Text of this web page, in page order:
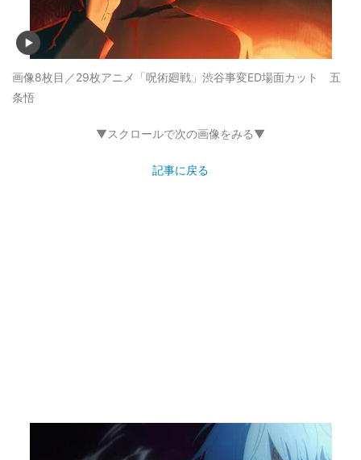
画像8枚目／29枚アニメ「呪術廻戦」渋谷事変ED場面カット 五
条悟
▼スクロールで次の画像をみる▼
記事に戻る